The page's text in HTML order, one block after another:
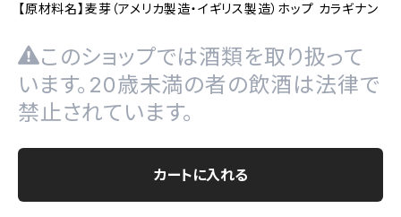
【原材料名】麦芽（アメリカ製造・イギリス製造）ホップ カラギナン
このショップでは酒類を取り扱って
います。20歳未満の者の飲酒は法律で
禁止されています。
カートに入れる